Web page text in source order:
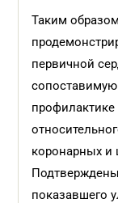
Таким
первичной
коронарных и
Подтверждены
показавшего